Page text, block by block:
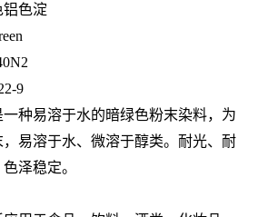
铝色淀
9
一种易溶于水的暗绿色粉末染料，为
易溶于水、微溶于醇类。耐光、耐
泽稳定。